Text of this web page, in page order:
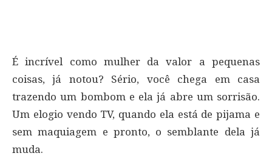
É incrível como mulher da valor a pequenas
coisas, já notou? Sério, você chega em casa
trazendo um bombom e ela já abre um sorrisão.
Um elogio vendo TV, quando ela está de pijama e
sem maquiagem e pronto, o semblante dela já
muda.